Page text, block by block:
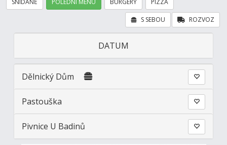
SNÍDANĚ POLEDNÍ MENU BURGERY PIZZA
ROZVOZ
S SEBOU
DATUM
Dělnický Dům
Pastouška
Pivnice U Badinů